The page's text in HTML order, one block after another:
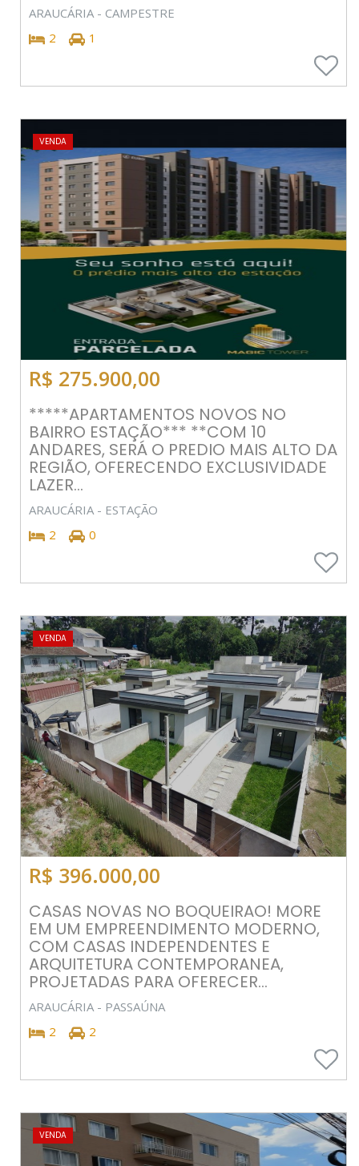
ARAUCÁRIA - CAMPESTRE
2
1
VENDA
R$ 275.900,00
*****APARTAMENTOS NOVOS NO
BAIRRO ESTAÇÃO*** **COM 10
ANDARES, SERÁ O PREDIO MAIS ALTO DA
REGIÃO, OFERECENDO EXCLUSIVIDADE
LAZER...
ARAUCÁRIA - ESTAÇÃO
2
0
VENDA
R$ 396.000,00
CASAS NOVAS NO BOQUEIRAO! MORE
EM UM EMPREENDIMENTO MODERNO,
COM CASAS INDEPENDENTES E
ARQUITETURA CONTEMPORANEA,
PROJETADAS PARA OFERECER...
ARAUCÁRIA - PASSAÚNA
2
2
VENDA